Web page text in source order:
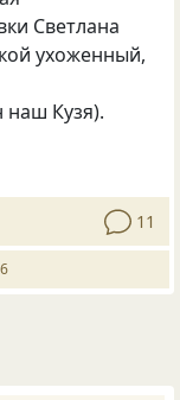
Светлана
ухоженный,
наш Кузя).
11